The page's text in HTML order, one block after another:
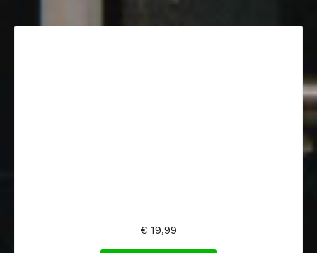
€ 19,99